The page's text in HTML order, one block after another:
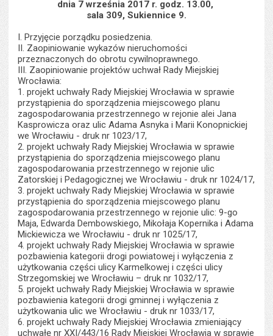
dnia 7 września 2017 r. godz. 13.00,
sala 309, Sukiennice 9.
I. Przyjęcie porządku posiedzenia.
II. Zaopiniowanie wykazów nieruchomości
przeznaczonych do obrotu cywilnoprawnego.
III. Zaopiniowanie projektów uchwał Rady Miejskiej
Wrocławia:
1. projekt uchwały Rady Miejskiej Wrocławia w sprawie
przystąpienia do sporządzenia miejscowego planu
zagospodarowania przestrzennego w rejonie alei Jana
Kasprowicza oraz ulic Adama Asnyka i Marii Konopnickiej
we Wrocławiu - druk nr 1023/17,
2. projekt uchwały Rady Miejskiej Wrocławia w sprawie
przystąpienia do sporządzenia miejscowego planu
zagospodarowania przestrzennego w rejonie ulic
Zatorskiej i Pedagogicznej we Wrocławiu - druk nr 1024/17,
3. projekt uchwały Rady Miejskiej Wrocławia w sprawie
przystąpienia do sporządzenia miejscowego planu
zagospodarowania przestrzennego w rejonie ulic: 9-go
Maja, Edwarda Dembowskiego, Mikołaja Kopernika i Adama
Mickiewicza we Wrocławiu - druk nr 1025/17,
4. projekt uchwały Rady Miejskiej Wrocławia w sprawie
pozbawienia kategorii drogi powiatowej i wyłączenia z
użytkowania części ulicy Karmelkowej i części ulicy
Strzegomskiej we Wrocławiu – druk nr 1032/17,
5. projekt uchwały Rady Miejskiej Wrocławia w sprawie
pozbawienia kategorii drogi gminnej i wyłączenia z
użytkowania ulic we Wrocławiu - druk nr 1033/17,
6. projekt uchwały Rady Miejskiej Wrocławia zmieniający
uchwałę nr XXI/443/16 Rady Miejskiej Wrocławia w sprawie